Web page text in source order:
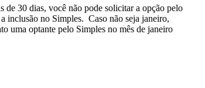
de 30 dias, você não pode solicitar a opção pelo
inclusão no Simples. Caso não seja janeiro,
uma optante pelo Simples no mês de janeiro